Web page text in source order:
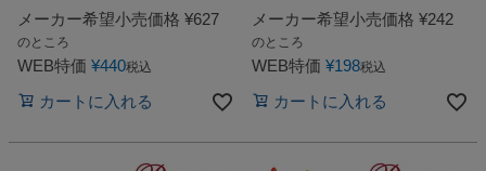
メーカー希望小売価格 ¥627
のところ
WEB特価 ¥440税込
カートに入れる
メーカー希望小売価格 ¥242
のところ
WEB特価 ¥198税込
カートに入れる